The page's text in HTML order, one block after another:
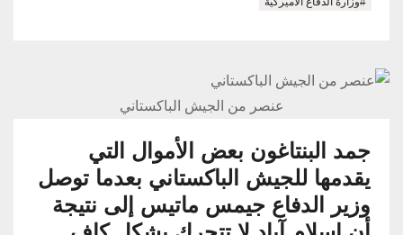
عنصر من الجيش الباكستاني
جمد البنتاغون بعض الأموال التي
يقدمها للجيش الباكستاني بعدما توصل
وزير الدفاع جيمس ماتيس إلى نتيجة